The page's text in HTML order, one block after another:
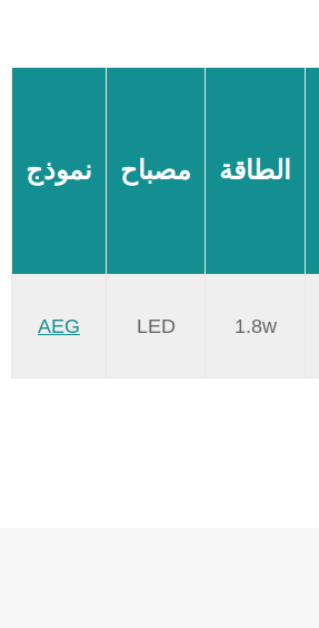
نموذج مصباح الطاقة
AEG LED 1.8w